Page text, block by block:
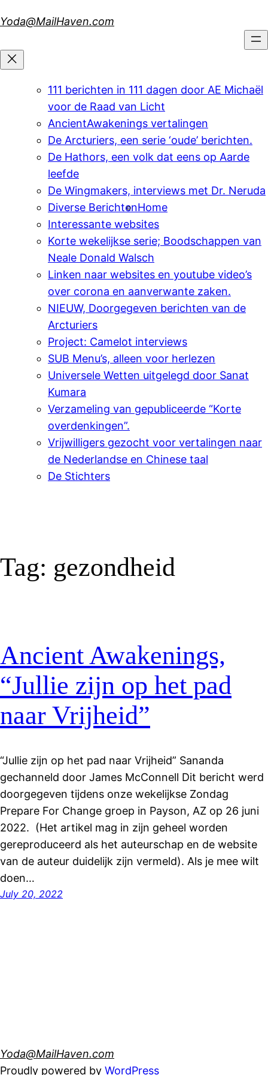
to
Yoda@MailHaven.com
111 berichten in 111 dagen door AE Michaël
voor de Raad van Licht
AncientAwakenings vertalingen
De Arcturiers, een serie ‘oude’ berichten.
De Hathors, een volk dat eens op Aarde
leefde
De Wingmakers, interviews met Dr. Neruda
Diverse BerichtenHome
Interessante websites
Korte wekelijkse serie; Boodschappen van
Neale Donald Walsch
Linken naar websites en youtube video’s
over corona en aanverwante zaken.
NIEUW, Doorgegeven berichten van de
Arcturiers
Project: Camelot interviews
SUB Menu’s, alleen voor herlezen
Universele Wetten uitgelegd door Sanat
Kumara
Verzameling van gepubliceerde “Korte
overdenkingen”.
Vrijwilligers gezocht voor vertalingen naar
de Nederlandse en Chinese taal
De Stichters
Tag: gezondheid
Ancient Awakenings,
“Jullie zijn op het pad
naar Vrijheid”
“Jullie zijn op het pad naar Vrijheid” Sananda
gechanneld door James McConnell Dit bericht werd
doorgegeven tijdens onze wekelijkse Zondag
Prepare For Change groep in Payson, AZ op 26 juni
2022. (Het artikel mag in zijn geheel worden
gereproduceerd als het auteurschap en de website
van de auteur duidelijk zijn vermeld). Als je mee wilt
doen…
July 20, 2022
Yoda@MailHaven.com
Proudly powered by WordPress